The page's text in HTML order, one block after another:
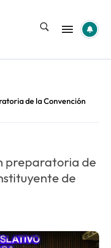
de la Convención
preparatoria de
de